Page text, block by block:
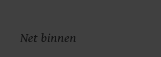
Net binnen